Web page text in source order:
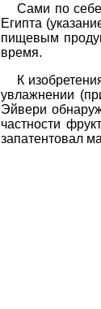
Сами по себе
Египта
пищевым
время.
К
увлажнении
Эйвери
частности
запатентовал